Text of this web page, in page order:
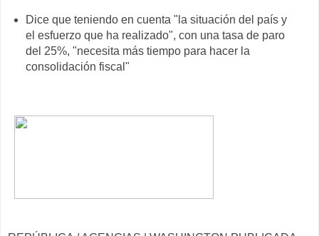
Dice que teniendo en cuenta "la situación del país y
el esfuerzo que ha realizado", con una tasa de paro
del 25%, "necesita más tiempo para hacer la
consolidación fiscal"